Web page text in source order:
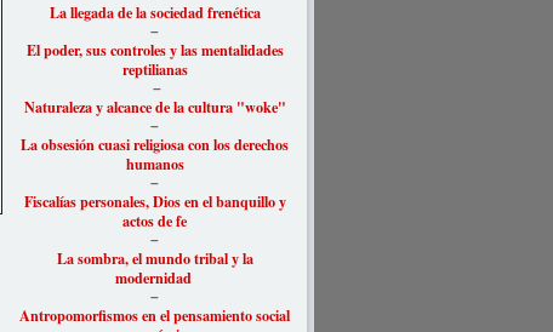
La llegada de la sociedad frenética
–
El poder, sus controles y las mentalidades
reptilianas
–
Naturaleza y alcance de la cultura "woke"
–
La obsesión cuasi religiosa con los derechos
humanos
–
Fiscalías personales, Dios en el banquillo y
actos de fe
–
La sombra, el mundo tribal y la
modernidad
–
Antropomorfismos en el pensamiento social